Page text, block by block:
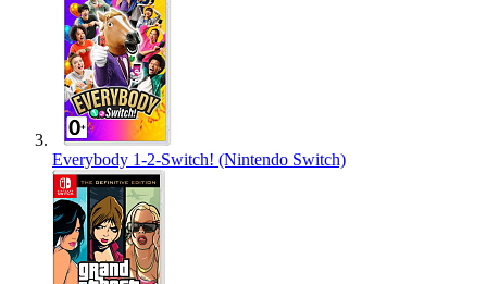
Everybody 1-2-Switch! (Nintendo Switch)